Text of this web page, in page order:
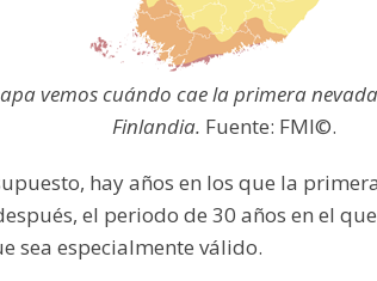
vemos cuándo cae la primera
Finlandia. Fuente: FMI©.
hay años en los que la
el periodo de 30 años en el
sea especialmente válido.